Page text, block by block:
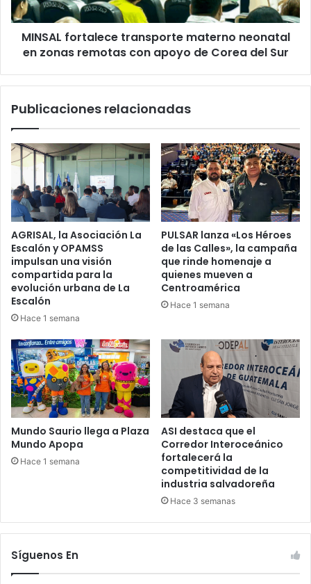
remotas
con
apoyo
MINSAL fortalece transporte materno neonatal
en zonas remotas con apoyo de Corea del Sur
Publicaciones relacionadas
AGRISAL, la Asociación La
Escalón y OPAMSS
impulsan una visión
compartida para la
evolución urbana de La
Escalón
Hace 1 semana
PULSAR lanza «Los Héroes
de las Calles», la campaña
que rinde homenaje a
quienes mueven a
Centroamérica
Hace 1 semana
Mundo Saurio llega a Plaza
Mundo Apopa
Hace 1 semana
ASI destaca que el
Corredor Interoceánico
fortalecerá la
competitividad de la
industria salvadoreña
Hace 3 semanas
Síguenos En